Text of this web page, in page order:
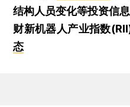
结构人员变化等投资信息
财新机器人产业指数
态